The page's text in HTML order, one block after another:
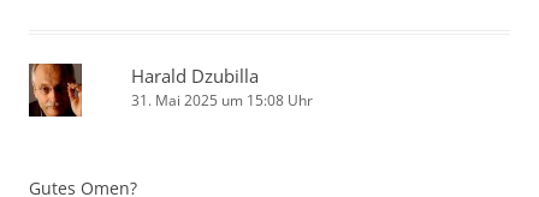
Harald Dzubilla
31. Mai 2025 um 15:08 Uhr
Gutes Omen?